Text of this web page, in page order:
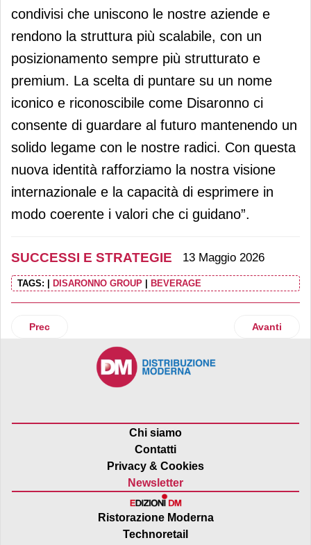
condivisi che uniscono le nostre aziende e
rendono la struttura più scalabile, con un
posizionamento sempre più strutturato e
premium. La scelta di puntare su un nome
iconico e riconoscibile come Disaronno ci
consente di guardare al futuro mantenendo un
solido legame con le nostre radici. Con questa
nuova identità rafforziamo la nostra visione
internazionale e la capacità di esprimere in
modo coerente i valori che ci guidano”.
SUCCESSI E STRATEGIE 13 Maggio 2026
TAGS: | DISARONNO GROUP | BEVERAGE
Articolo precedente: La Molisana acquisisce un’azienda
Prec Articolo
Avanti
Chi siamo
Contatti
Privacy & Cookies
Newsletter
Ristorazione Moderna
Technoretail